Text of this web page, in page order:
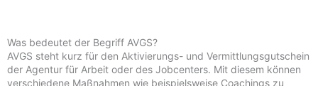
Was bedeutet der Begriff AVGS?
AVGS steht kurz für den Aktivierungs- und Vermittlungsgutschein
der Agentur für Arbeit oder des Jobcenters. Mit diesem können
verschiedene Maßnahmen wie beispielsweise Coachings zu